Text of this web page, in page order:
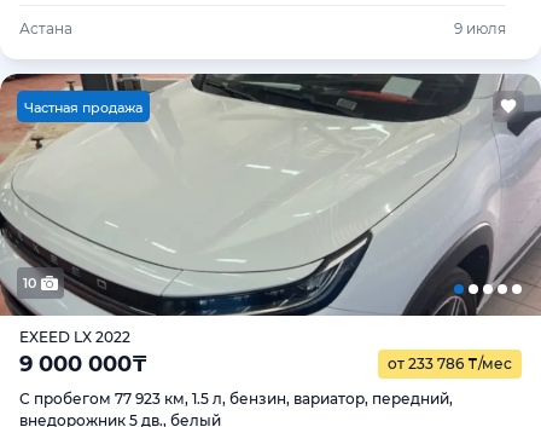
Астана 9 июля
Частная продажа
10
EXEED LX 2022
9 000 000₸ от 233 786 ₸/мес
С пробегом 77 923 км, 1.5 л, бензин, вариатор, передний,
внедорожник 5 дв., белый